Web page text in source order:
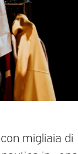
migliaia di